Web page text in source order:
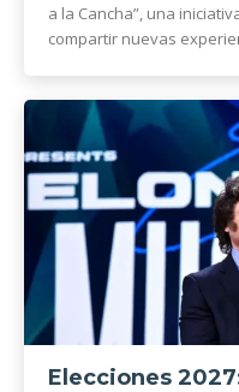
a la Cancha”, una
compartir nuevas
Elecciones